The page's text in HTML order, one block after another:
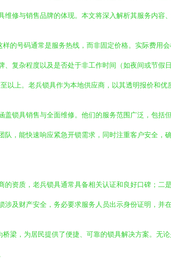
修与销售品牌的体现。本文将深入解析其服务内容
的号码通常是服务热线，而非固定价格。实际费
复杂程度以及是否处于非工作时间（如夜间或节
以上。老兵锁具作为本地供应商，以其透明报价和
锁具销售与全面维修。他们的服务范围广泛，包
，能快速响应紧急开锁需求，同时注重客户安全
资质，老兵锁具通常具备相关认证和良好口碑；
及财产安全，务必要求服务人员出示身份证明，并
梁，为居民提供了便捷、可靠的锁具解决方案。无